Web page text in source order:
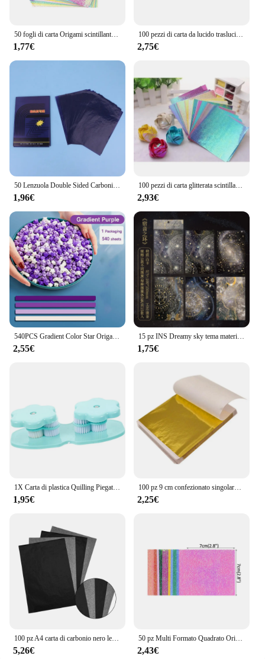
50 fogli di carta Origami scintillante carta pieghevole quadrata su un lato colore misto Scrapbooking Decor materiale fatto a mano
1,77€
100 pezzi di carta da lucido traslucida per modelli di calligrafia artigianale scrittura copia disegno foglio di carta forniture per ufficio 270 * 190mm
2,75€
1,96€
100 pezzi di carta glitterata scintillante lucido uccello fortunato Origami brillante quadrato fatto a mano 10CM
2,93€
2,55€
15 pz INS Dreamy sky tema materiale carta diario fai da te Album sfondo carta decorativa carta forniture artigianali fatte a mano
1,75€
1,95€
100 pz 9 cm confezionato singolarmente imitazione oro argento foglia carte stagnola per fai da te resina epossidica artigianale nail art creazione di gioielli
2,25€
5,26€
50 pz Multi Formato Quadrato Origami Carta Single-sided Glitter Pieghevole Carte di Colore Solido Per I Bambini Fatti A Mano Carfts FAI DA TE Scrapbooking
2,43€